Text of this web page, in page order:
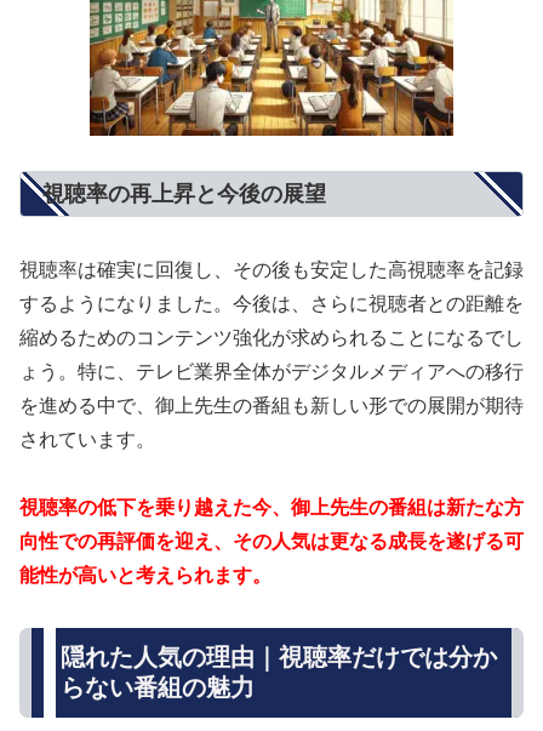
視聴率の再上昇と今後の展望
視聴率は確実に回復し、その後も安定した高視聴率を記録
するようになりました。今後は、さらに視聴者との距離を
縮めるためのコンテンツ強化が求められることになるでし
ょう。特に、テレビ業界全体がデジタルメディアへの移行
を進める中で、御上先生の番組も新しい形での展開が期待
されています。
視聴率の低下を乗り越えた今、御上先生の番組は新たな方
向性での再評価を迎え、その人気は更なる成長を遂げる可
能性が高いと考えられます。
隠れた人気の理由｜視聴率だけでは分か
らない番組の魅力